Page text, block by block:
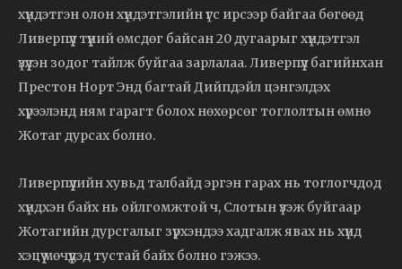
хүндэтгэн олон хүндэтгэлийн үгс ирсээр байгаа бөгөөд
Ливерпүүл түүний өмсдөг байсан 20 дугаарыг хүндэтгэл
үзүүлэн зодог тайлж буйгаа зарлалаа. Ливерпүүл багийнхан
Престон Норт Энд багтай Дийпдэйл цэнгэлдэх
хүрээлэнд ням гарагт болох нөхөрсөг тоглолтын өмнө
Жотаг дурсах болно.
Ливерпүүлийн хувьд талбайд эргэн гарах нь тоглогчдод
хүндхэн байх нь ойлгомжтой ч, Слотын үзэж буйгаар
Жотагийн дурсгалыг зүрхэндээ хадгалж явах нь хүнд
хэцүү мөчүүдэд тустай байх болно гэжээ.